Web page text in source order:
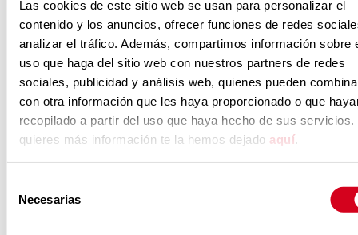
Las cookies de este sitio web se usan para personalizar el
contenido y los anuncios, ofrecer funciones de redes
analizar el tráfico. Además, compartimos información sobre
uso que haga del sitio web con nuestros partners de redes
sociales, publicidad y análisis web, quienes pueden
con otra información que les haya proporcionado o que
recopilado a partir del uso que haya hecho de sus servicios.
quieres más información te la hemos dejado aquí.
Necesarias
Dirección de correo
LOS LICITADORES DEBERÁN CONSULTAR EL
PLIEGO DE CONDICIONES GENERALES, AL
EFECTO DE CUMPLIR CON LOS
REQUERIMIENTOS DE LA CONVOCATORIA.